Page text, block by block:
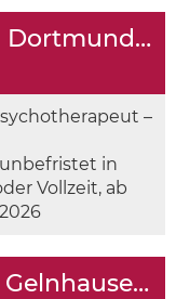
St. Johannes Hospital in Dortmund sucht
–
in
Vollzeit, ab
Krebsberatungsstelle in Gelnhausen sucht